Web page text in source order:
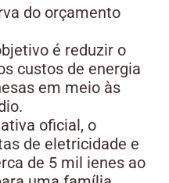
do orçamento
é reduzir o
custos de energia
em meio às
oficial, o
de eletricidade e
de 5 mil ienes ao